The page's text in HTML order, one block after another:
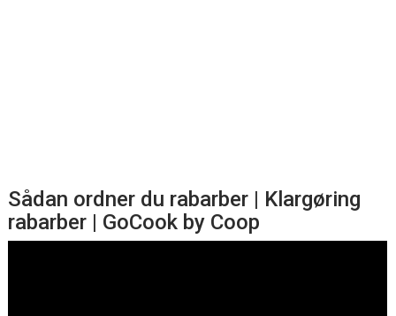
Sådan ordner du rabarber | Klargøring
rabarber | GoCook by Coop